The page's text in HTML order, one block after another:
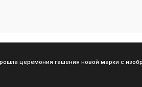
церемония гашения новой марки с